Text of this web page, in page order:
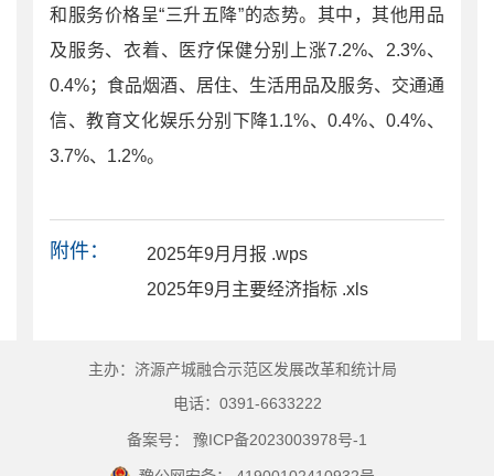
和服务价格呈“三升五降”的态势。其中，其他用品
及服务、衣着、医疗保健分别上涨7.2%、2.3%、
0.4%；食品烟酒、居住、生活用品及服务、交通通
信、教育文化娱乐分别下降1.1%、0.4%、0.4%、
3.7%、1.2%。
附件：
2025年9月月报 .wps
2025年9月主要经济指标 .xls
主办：济源产城融合示范区发展改革和统计局
电话：0391-6633222
备案号： 豫ICP备2023003978号-1